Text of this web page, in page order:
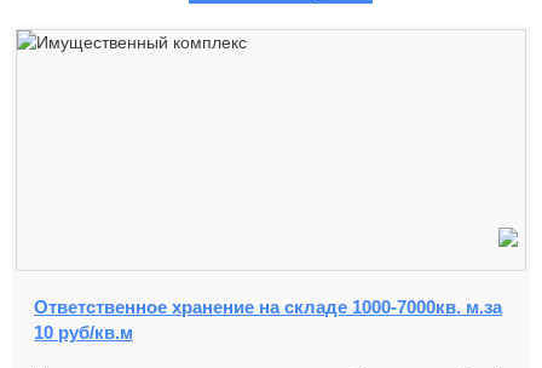
Ответственное хранение на складе 1000-7000кв. м.за
10 руб/кв.м